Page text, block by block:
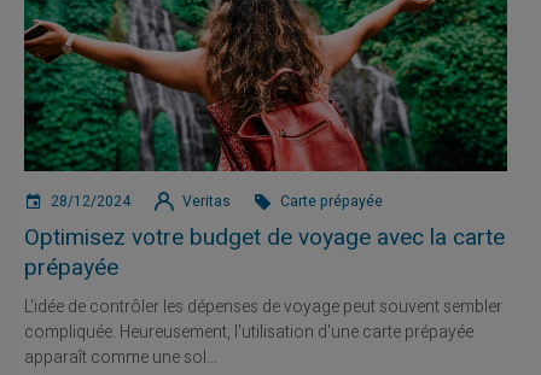
28/12/2024 Veritas Carte prépayée
Optimisez votre budget de voyage avec la carte
prépayée
L'idée de contrôler les dépenses de voyage peut souvent sembler
compliquée. Heureusement, l'utilisation d'une carte prépayée
apparaît comme une sol...